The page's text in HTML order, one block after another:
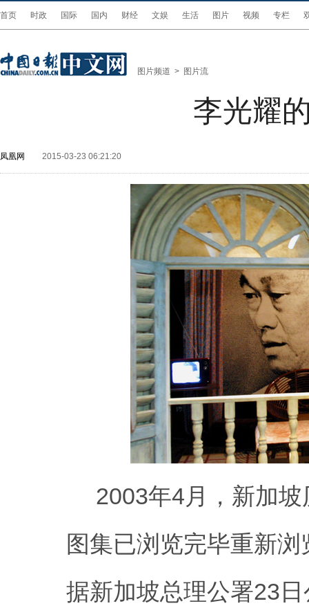
首页 时政 国际 国内 财经 文娱 生活 图片 视频 专栏
图片频道 > 图片流
李光耀
凤凰网 2015-03-23 06:21:20
2003年4月，新加坡
图集已浏览完毕重新浏
据新加坡总理公署23日